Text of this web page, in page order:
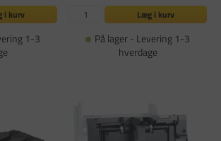
i kurv
1-3
Læg i kurv
På lager - Levering 1-3
hverdage